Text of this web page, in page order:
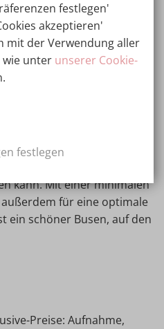
wir uns,
zu machen.
dass wir in Belgien
günstige Preise für
Das liegt daran, dass
Kliniek mit bestimmten
kann. Mit einer minimalen
für eine optimale
ein schöner Busen, auf den
Preise: Aufnahme,
festlegen'
akzeptieren'
mit der Verwendung aller
wie unter unserer Cookie-
festlegen